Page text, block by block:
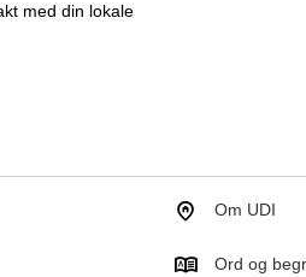
med din lokale
Om UDI
Ord og